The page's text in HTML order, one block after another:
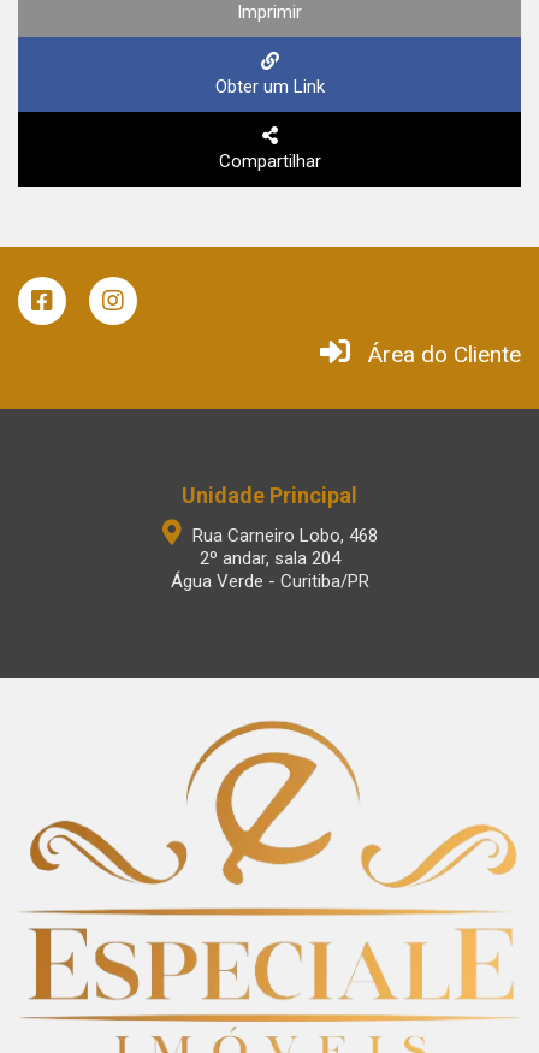
Imprimir
Obter um Link
Compartilhar
Área do Cliente
Unidade Principal
Rua Carneiro Lobo, 468
2º andar, sala 204
Água Verde - Curitiba/PR